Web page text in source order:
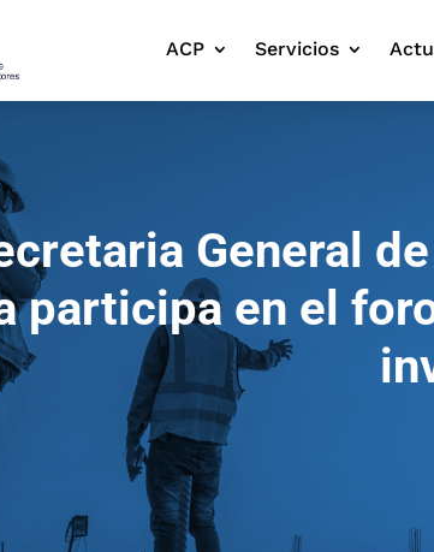
ACP Servicios
General
participa en el